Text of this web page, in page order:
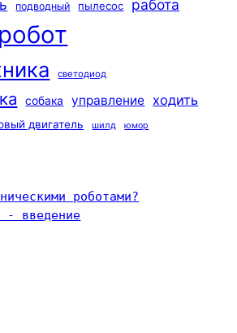
подводный пылесос работа
робот
светодиод
собака управление ходить
двигатель шилд юмор
роботами?
- введение